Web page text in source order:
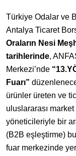
Türkiye Odalar ve
Antalya Ticaret
Oraların Nesi
tarihlerinde,
Merkezi’nde
Fuarı”
ürünler üreten ve
uluslararası
yöneticileriyle bir
(B2B eşleştirme)
fuar merkezinde